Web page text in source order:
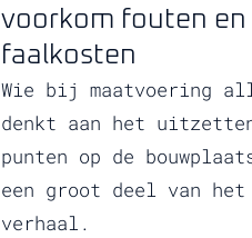
voorkom fouten en
faalkosten
Wie bij maatvoering
denkt aan het
punten op de
een groot deel van het
verhaal.